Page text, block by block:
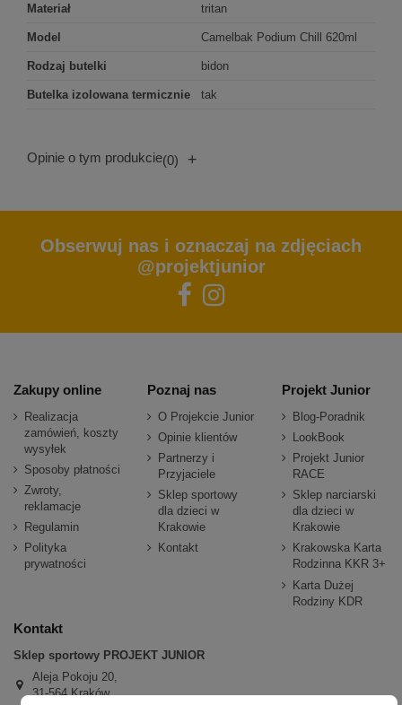
Materiał tritan
Model Camelbak Podium Chill 620ml
Rodzaj butelki bidon
Butelka izolowana termicznie tak
Opinie o tym produkcie(0) +
Obserwuj nas i oznaczaj na zdjęciach
@projektjunior
Zakupy online
Realizacja
zamówień, koszty
wysyłek
Sposoby płatności
Zwroty,
reklamacje
Regulamin
Polityka
prywatności
Poznaj nas
O Projekcie Junior
Opinie klientów
Partnerzy i
Przyjaciele
Sklep sportowy
dla dzieci w
Krakowie
Kontakt
Projekt Junior
Blog-Poradnik
LookBook
Projekt Junior
RACE
Sklep narciarski
dla dzieci w
Krakowie
Krakowska Karta
Rodzinna KKR 3+
Karta Dużej
Rodziny KDR
Kontakt
Sklep sportowy PROJEKT JUNIOR
Aleja Pokoju 20,
31-564 Kraków